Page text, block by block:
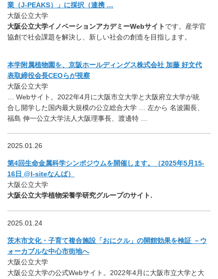
業（J-PEAKS）」に採択（連携 …
大阪公立大学
大阪公立大学イノベーションアカデミーWebサイトです。産学官
協創で社会課題を解決し、新しい社会の創造を目指します。
本学附属植物園を、京阪ホールディングス株式会社 加藤 好文代
表取締役会長CEOらが視察
大阪公立大学
… Webサイト。2022年4月に大阪市立大学と大阪府立大学が統
合し開学した国内最大規模の公立総合大学 … 左から 名波園長、
福島 伸一公立大学法人大阪理事長、渡邊特 …
2025.01.26
第4回生命金属科学シンポジウムを開催します。（2025年5月15-
16日 @I-siteなんば）
大阪公立大学
大阪公立大学植物栄養学研究グループのサイト.
2025.01.24
茨木市文化・子育て複合施設「おにクル」の開館効果を検証 －ウ
ォーカブルな中心市街地へ
大阪公立大学
大阪公立大学の公式Webサイト。2022年4月に大阪市立大学と大